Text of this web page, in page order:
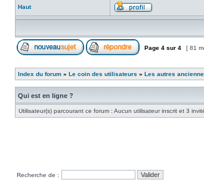
Haut
Page 4 sur 4 [ 81
Index du forum » Le coin des utilisateurs » Les autres
Qui est en ligne ?
Utilisateur(s) parcourant ce forum : Aucun utilisateur inscrit et 3
Recherche de :